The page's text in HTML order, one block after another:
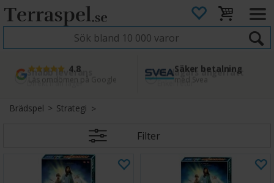
4.8
Läs omdömen på Google
Säker betalning
med Svea
Snabb leverans
Direkt från lager
45 dagars ångerrätt
Enkel retur
Brädspel>Strategi
Filter